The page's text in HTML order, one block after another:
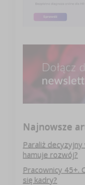
Najnowsze
Paraliż
hamuje rozwój?
Pracownicy 45+.
się kadry?